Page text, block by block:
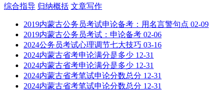
综合指导 归纳概括 文章写作
2019内蒙古公务员考试申论备考：用名言警句点 02-09
2019内蒙古公务员考试：申论备考 02-06
2024公务员考试心理调节七大技巧 03-16
2024内蒙古省考申论满分是多少 12-31
2024内蒙古省考申论满分是多少 12-31
2024内蒙古省考笔试申论分数总分 12-31
2024内蒙古省考笔试申论分数总分 12-31